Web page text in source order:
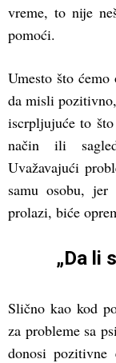
vreme, to nije
pomoći.
Umesto što
da misli
iscrpljujuće to
način ili
Uvažavajući
samu osobu,
prolazi, biće
„Da li
Slično kao kod
za probleme sa
donosi pozitivne